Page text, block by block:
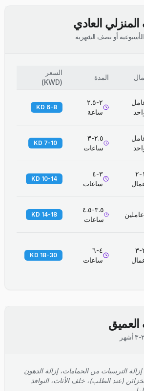
المنزلي العادي
الأسبوعية أو نصف الشهرية
المدة
السعر
(
KWD
)
٢-٢.٥
ساعة
6-8 KD
٢.٥-٣
ساعات
7-10 KD
١-٢
٣-٤
ساعات
10-14 KD
عاملين
٣.٥-٤.٥
ساعات
14-18 KD
٢-٣
٤-٦
ساعات
18-30 KD
العميق
الترسبات من الحمامات، إزالة الدهون
(عند الطلب)، خلف الأثاث، النوافذ